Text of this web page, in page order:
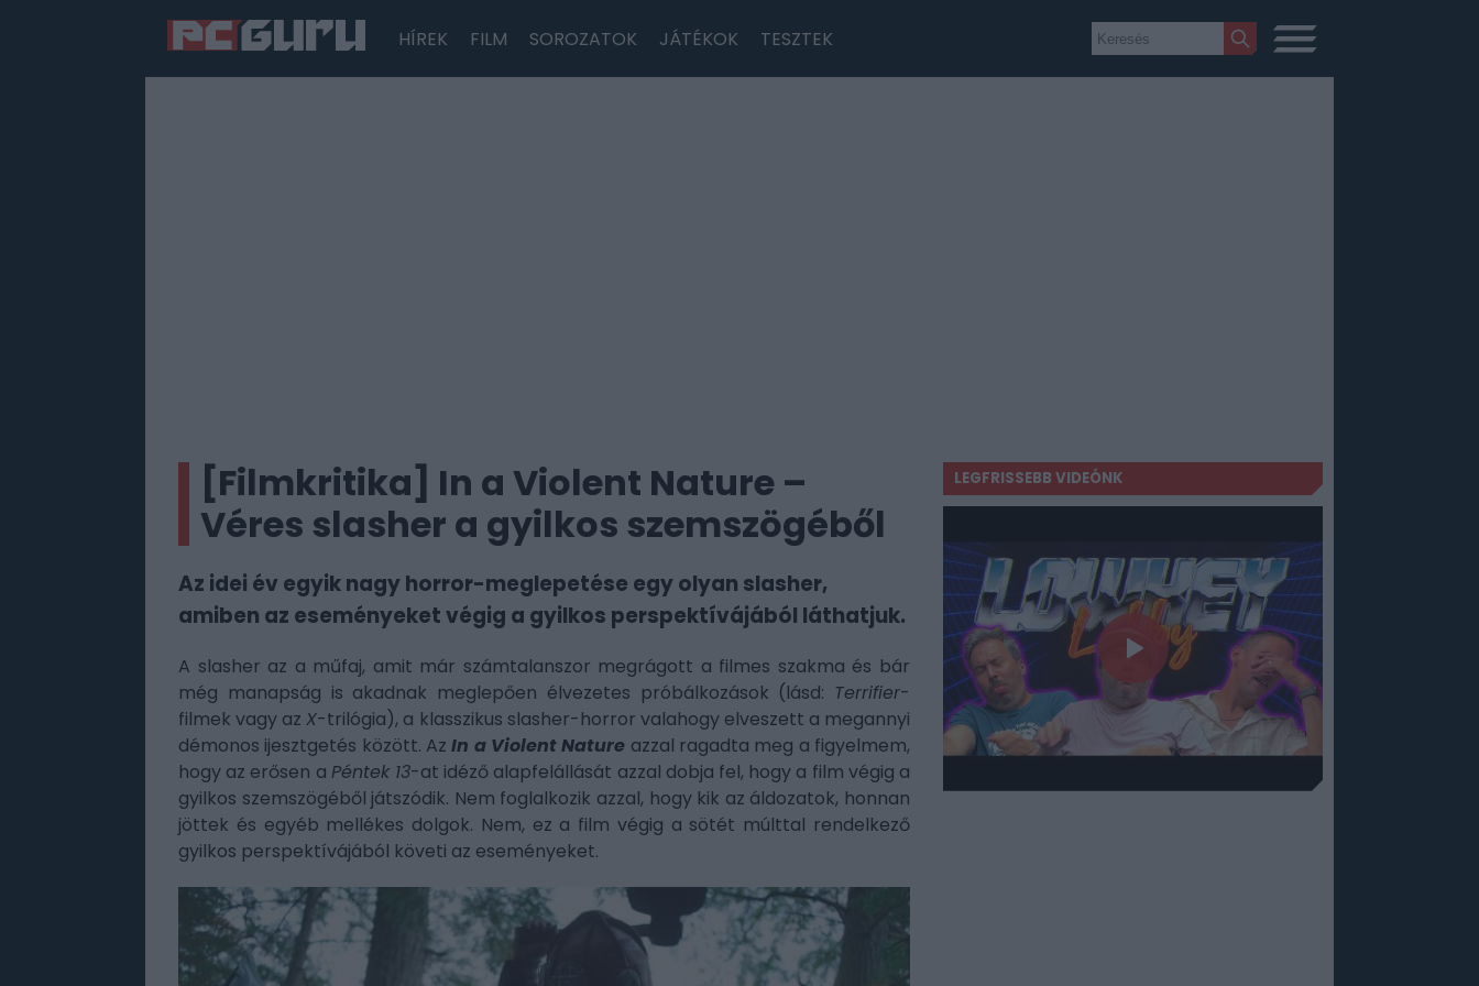
HÍREK FILM SOROZATOK JÁTÉKOK TESZTEK
[Filmkritika] In a Violent Nature –
Véres slasher a gyilkos szemszögéből
Az idei év egyik nagy horror-meglepetése egy olyan slasher,
amiben az eseményeket végig a gyilkos perspektívájából láthatjuk.
A slasher az a műfaj, amit már számtalanszor megrágott a filmes szakma és bár
még manapság is akadnak meglepően élvezetes próbálkozások (lásd: Terrifier-
filmek vagy azX-trilógia), a klasszikus slasher-horror valahogy elveszett a megannyi
démonos ijesztgetés között. AzIn a Violent Nature azzal ragadta meg a figyelmem,
hogy az erősen a Péntek 13-at idéző alapfelállását azzal dobja fel, hogy a film végig a
gyilkos szemszögéből játszódik. Nem foglalkozik azzal, hogy kik az áldozatok, honnan
jöttek és egyéb mellékes dolgok. Nem, ez a film végig a sötét múlttal rendelkező
gyilkos perspektívájából követi az eseményeket.
LEGFRISSEBB VIDEÓNK